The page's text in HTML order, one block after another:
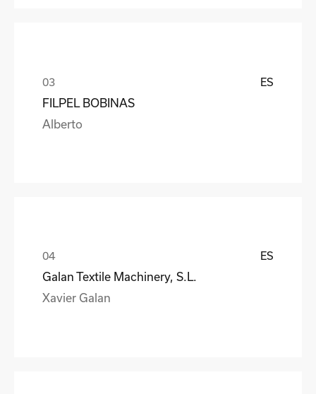
ES
FILPEL BOBINAS
Alberto
ES
Galan Textile Machinery, S.L.
Xavier Galan